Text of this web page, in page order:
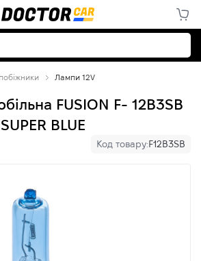
Лампи 12V
FUSION F- 12B3SB
BLUE
Код товару:F12B3SB